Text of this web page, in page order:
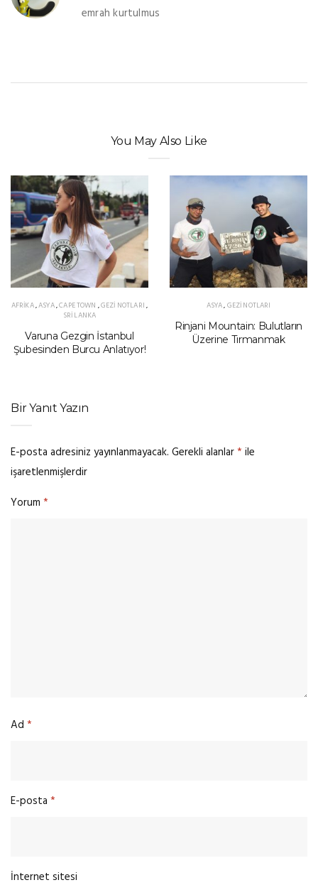
emrah kurtulmus
You May Also Like
AFRIKA,ASYA,CAPE TOWN ,GEZI NOTLARI,
SRI LANKA
Varuna Gezgin İstanbul
Şubesinden Burcu Anlatıyor!
ASYA,GEZI NOTLARI
Rinjani Mountain: Bulutların
Üzerine Tırmanmak
Bir Yanıt Yazın
E-posta adresiniz yayınlanmayacak. Gerekli alanlar* ile
işaretlenmişlerdir
Yorum *
Ad *
E-posta *
İnternet sitesi